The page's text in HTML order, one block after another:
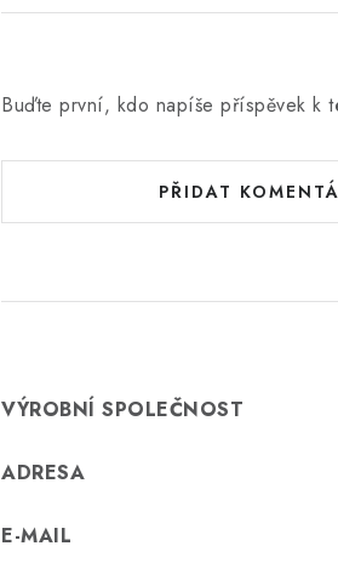
Buďte první, kdo napíše příspěvek k
PŘIDAT
VÝROBNÍ SPOLEČNOST
ADRESA
E-MAIL